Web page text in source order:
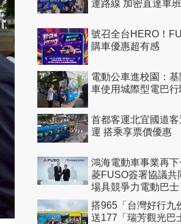
運路線 加密直達車
號召全台HERO！
購車優惠超有感
電動公車進校園：
車使用城際型電巴行
首都客運北宜國道
運 搭乘享票價優惠
鴻海電動車事業再
菱FUSO簽署協議共
場具競爭力電動巴士
搭965「台灣好行九
送177「瑞芳觀光巴